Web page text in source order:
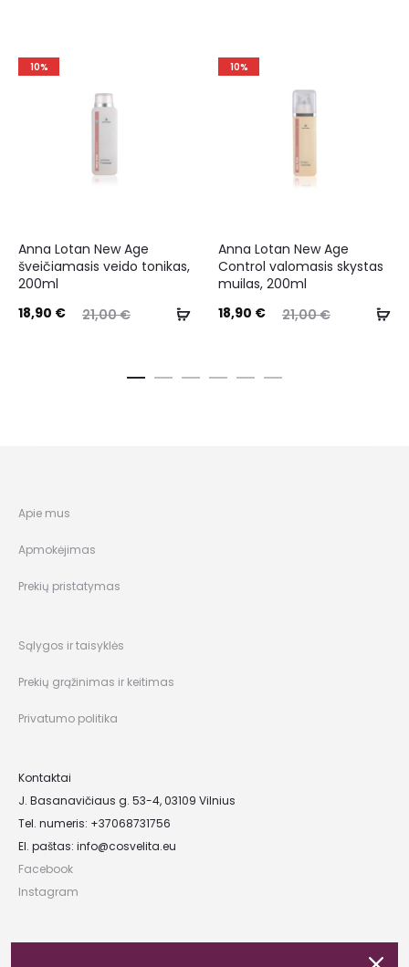
10%
Anna Lotan New Age
šveičiamasis veido tonikas,
200ml
21,00€
18,90 €
10%
Anna Lotan New Age
Control valomasis skystas
muilas, 200ml
21,00€
18,90 €
Apie mus
Apmokėjimas
Prekių pristatymas
Sąlygos ir taisyklės
Prekių grąžinimas ir keitimas
Privatumo politika
Kontaktai
J. Basanavičiaus g. 53-4, 03109 Vilnius
Tel. numeris: +37068731756
El. paštas: info@cosvelita.eu
Facebook
Instagram